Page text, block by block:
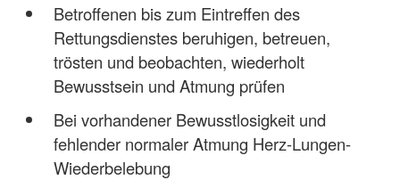
Betroffenen bis zum Eintreffen des
Rettungsdienstes beruhigen, betreuen,
trösten und beobachten, wiederholt
Bewusstsein und Atmung prüfen
Bei vorhandener Bewusstlosigkeit und
fehlender normaler Atmung Herz-Lungen-
Wiederbelebung